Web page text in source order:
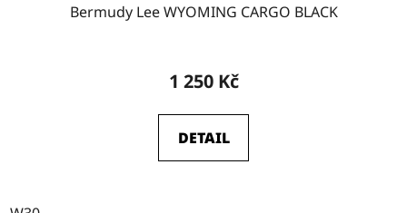
Bermudy Lee WYOMING CARGO BLACK
1 250 Kč
DETAIL